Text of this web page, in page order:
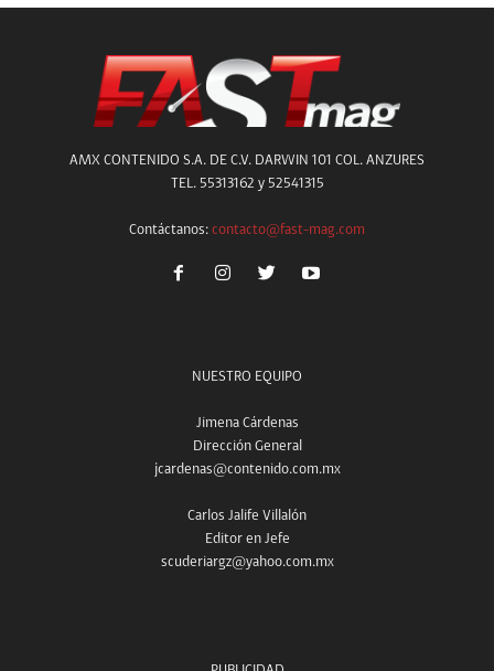
AMX CONTENIDO S.A. DE C.V. DARWIN 101 COL. ANZURES
TEL. 55313162 y 52541315
Contáctanos: contacto@fast-mag.com
NUESTRO EQUIPO
Jimena Cárdenas
Dirección General
jcardenas@contenido.com.mx
Carlos Jalife Villalón
Editor en Jefe
scuderiargz@yahoo.com.mx